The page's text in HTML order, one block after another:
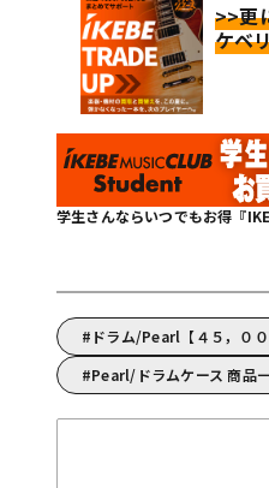
>>更
ケベ
学生さんならいつでもお得『
ドラム/Pearl【４５，０
Pearl/ドラムケース 商品